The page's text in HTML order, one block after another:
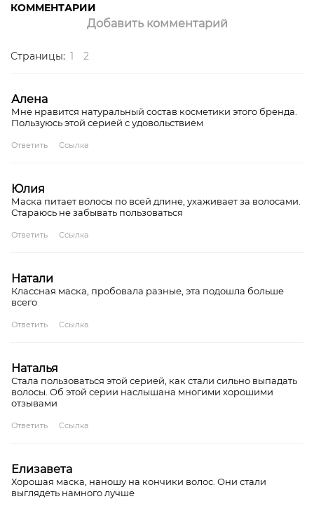
КОММЕНТАРИИ
Добавить комментарий
Страницы: 1 2
Алена
Мне нравится натуральный состав косметики этого бренда.
Пользуюсь этой серией с удовольствием
Ответить Ссылка
Юлия
Маска питает волосы по всей длине, ухаживает за волосами.
Стараюсь не забывать пользоваться
Ответить Ссылка
Натали
Классная маска, пробовала разные, эта подошла больше
всего
Ответить Ссылка
Наталья
Стала пользоваться этой серией, как стали сильно выпадать
волосы. Об этой серии наслышана многими хорошими
отзывами
Ответить Ссылка
Елизавета
Хорошая маска, наношу на кончики волос. Они стали
выглядеть намного лучше